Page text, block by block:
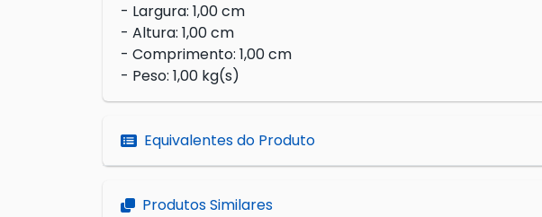
- Largura: 1,00 cm
- Altura: 1,00 cm
- Comprimento: 1,00 cm
- Peso: 1,00 kg(s)
Equivalentes do Produto
Produtos Similares